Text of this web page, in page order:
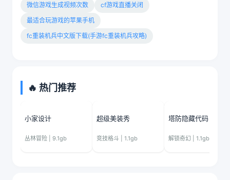
微信游戏生成视频次数
cf游戏直播关闭
最适合玩游戏的苹果手机
fc重装机兵中文版下载(手游fc重装机兵攻略)
🔥 热门推荐
小家设计
丛林冒险 | 9.1gb
超级美装秀
竞技格斗 | 1.1gb
塔防隐藏代码
解锁奇幻 | 1.1gb